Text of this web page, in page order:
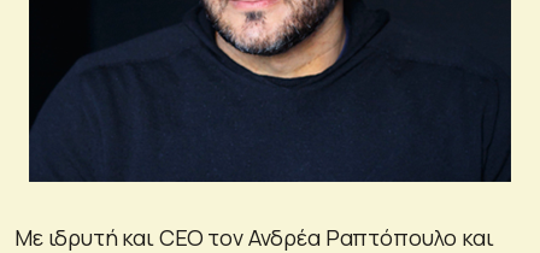
Με ιδρυτή και CEO τον Ανδρέα Ραπτόπουλο και